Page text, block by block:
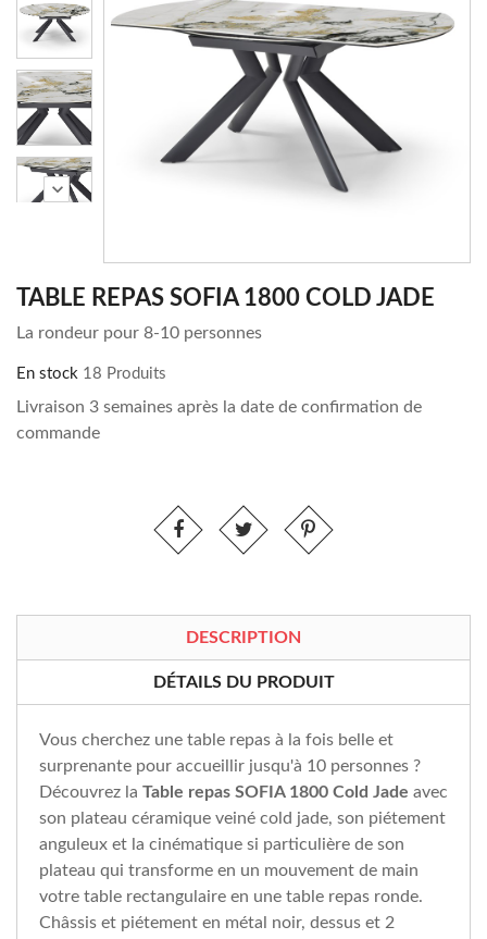
chevron_right
TABLE REPAS SOFIA 1800 COLD JADE
La rondeur pour 8-10 personnes
En stock 18 Produits
Livraison 3 semaines après la date de confirmation de
commande
DESCRIPTION
DÉTAILS DU PRODUIT
Vous cherchez une table repas à la fois belle et
surprenante pour accueillir jusqu'à 10 personnes ?
Découvrez la Table repas SOFIA 1800 Cold Jade avec
son plateau céramique veiné cold jade, son piétement
anguleux et la cinématique si particulière de son
plateau qui transforme en un mouvement de main
votre table rectangulaire en une table repas ronde.
Châssis et piétement en métal noir, dessus et 2